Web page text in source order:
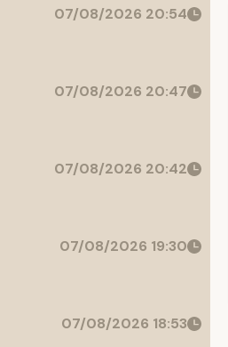
07/08/2026 20:54
07/08/2026 20:47
07/08/2026 20:42
07/08/2026 19:30
07/08/2026 18:53